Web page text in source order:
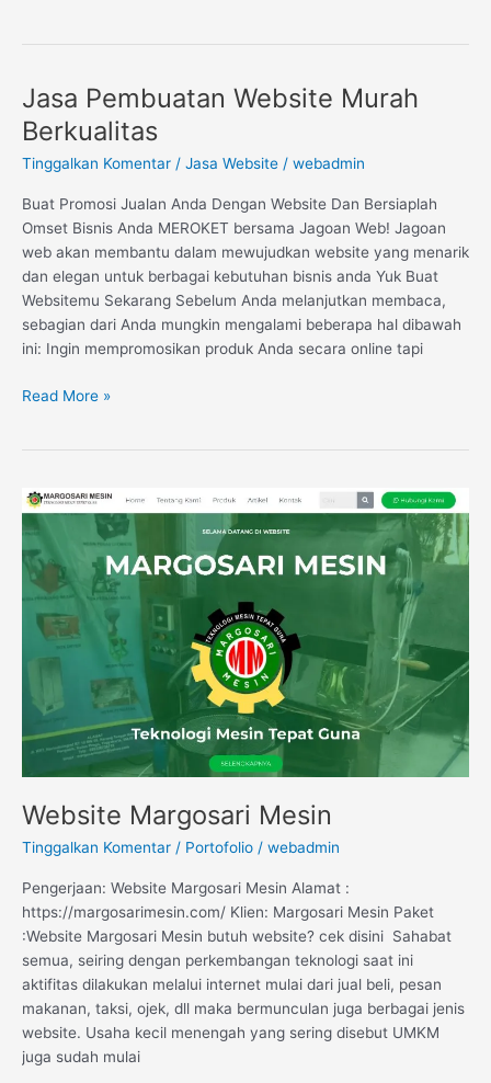
Jasa Pembuatan Website Murah
Berkualitas
Tinggalkan Komentar / Jasa Website / webadmin
Buat Promosi Jualan Anda Dengan Website Dan Bersiaplah
Omset Bisnis Anda MEROKET bersama Jagoan Web! Jagoan
web akan membantu dalam mewujudkan website yang menarik
dan elegan untuk berbagai kebutuhan bisnis anda Yuk Buat
Websitemu Sekarang Sebelum Anda melanjutkan membaca,
sebagian dari Anda mungkin mengalami beberapa hal dibawah
ini: Ingin mempromosikan produk Anda secara online tapi
Jasa
Pembuatan
Website
Murah
Read More »
Website Margosari Mesin
Tinggalkan Komentar / Portofolio / webadmin
Pengerjaan: Website Margosari Mesin Alamat :
https://margosarimesin.com/ Klien: Margosari Mesin Paket
:Website Margosari Mesin butuh website? cek disini Sahabat
semua, seiring dengan perkembangan teknologi saat ini
aktifitas dilakukan melalui internet mulai dari jual beli, pesan
makanan, taksi, ojek, dll maka bermunculan juga berbagai jenis
website. Usaha kecil menengah yang sering disebut UMKM
juga sudah mulai
Website
Margosari
Mesin